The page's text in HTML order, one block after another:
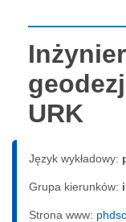
URK
Język wykładowy:
Grupa kierunków:
Strona www: